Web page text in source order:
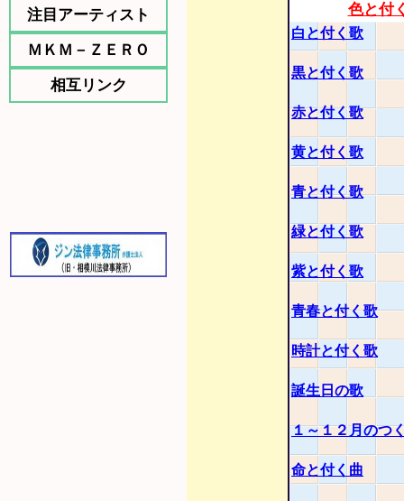
注目アーティスト
ＭＫＭ－ＺＥＲＯ
相互リンク
色と付
白と付く歌
黒と付く歌
赤と付く歌
黄と付く歌
青と付く歌
緑と付く歌
紫と付く歌
青春と付く歌
時計と付く歌
誕生日の歌
１～１２月のつ
命と付く曲